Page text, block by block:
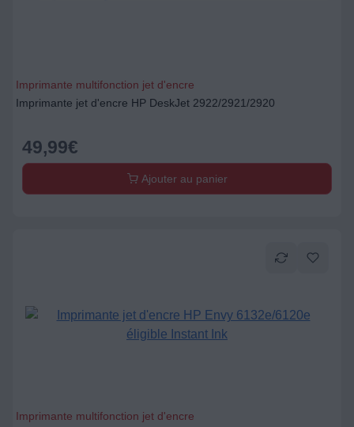
Imprimante multifonction jet d'encre
Imprimante jet d'encre HP DeskJet 2922/2921/2920
49,99€
Ajouter au panier
Imprimante multifonction jet d'encre